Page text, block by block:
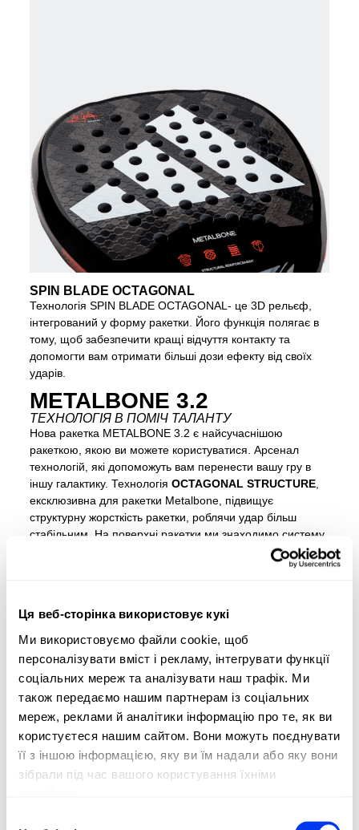
Ця веб-сторінка використовує кукі
Ми використовуємо файли cookie, щоб
персоналізувати вміст і рекламу, інтегрувати функції
соціальних мереж та аналізувати наш трафік. Ми
також передаємо нашим партнерам із соціальних
мереж, реклами й аналітики інформацію про те, як ви
користуєтеся нашим сайтом. Вони можуть поєднувати
її з іншою інформацією, яку ви їм надали або яку вони
зібрали під час вашого користування їхніми
SPIN BLADE OCTAGONAL
Технологія SPIN BLADE OCTAGONAL- це 3D рельєф,
інтегрований у форму ракетки. Його функція полягає в
тому, щоб забезпечити кращі відчуття контакту та
допомогти вам отримати більші дози ефекту від своїх
ударів.
METALBONE 3.2
ТЕХНОЛОГІЯ В ПОМІЧ ТАЛАНТУ
Нова ракетка METALBONE 3.2 є найсучаснішою
ракеткою, якою ви можете користуватися. Арсенал
технологій, які допоможуть вам перенести вашу гру в
іншу галактику. ТехнологіяOCTAGONAL STRUCTURE
ексклюзивна для ракетки Metalbone, підвищує
структурну жорсткість ракетки, роблячи удар більш
стабільним. На поверхні ракетки ми знаходимо систему
, рельєф, який допомагає досягти більшого
WEIGHT & BALANCE
ракетки. Додайте або приберіть до 12 грамів і змініть
баланс ракетки на свій смак. Більше атаки чи більше
контролю, вирішуєте ви. Алюмінійована карбонова
поверхня разом з гумоюEVA SOFT PERFORMANCE
забезпечують унікальне поєднання потужності та
комфорту.